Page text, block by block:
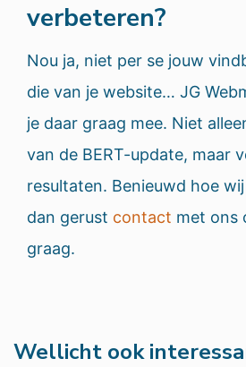
verbeteren?
Nou ja, niet per se jouw
die van je website… JG
je daar graag mee. Niet
van de BERT-update, maar
resultaten. Benieuwd hoe
dan gerust contact met ons
graag.
Wellicht ook